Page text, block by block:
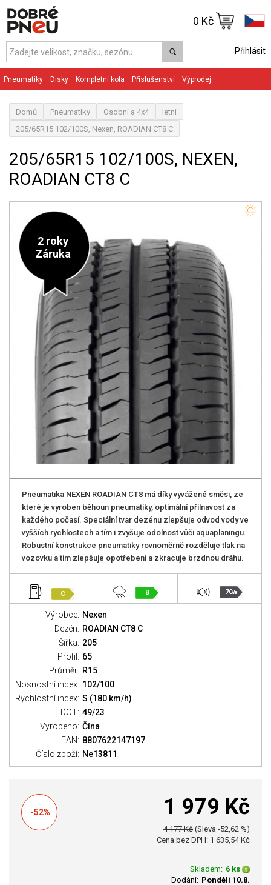
Přihlásit
0 Kč
Pneumatiky Disky Kompletní kola Příslušenství Výprodej
Domů Pneumatiky Osobní a 4x4
letní
205/65R15 102/100S, Nexen, ROADIAN CT8 C
205/65R15 102/100S, NEXEN,
ROADIAN CT8 C
2 roky
Záruka
Pneumatika NEXEN ROADIAN CT8 má díky vyvážené směsi, ze
které je vyroben běhoun pneumatiky, optimální přilnavost za
každého počasí. Speciální tvar dezénu zlepšuje odvod vody ve
vyšších rychlostech a tím i zvyšuje odolnost vůči aquaplaningu.
Robustní konstrukce pneumatiky rovnoměrně rozděluje tlak na
vozovku a tím zlepšuje opotřebení a zkracuje brzdnou dráhu.
C B 70dB
Výrobce: Nexen
Dezén: ROADIAN CT8 C
Šířka: 205
Profil: 65
Průměr: R15
Nosnostní index: 102/100
Rychlostní index: S (180 km/h)
DOT: 49/23
Vyrobeno: Čína
EAN: 8807622147197
Číslo zboží: Ne13811
-52% 1 979 Kč
4 177 Kč (Sleva -52,62 %)
Cena bez DPH: 1 635,54 Kč
Skladem: 6 ks
Dodání: Pondělí 10.8.